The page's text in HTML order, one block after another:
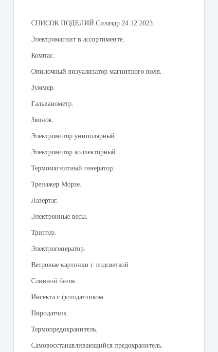
СПИСОК ПОДЕЛИЙ Силаэдр 24.12.2023.
Электромагнит в ассортименте.
Компас.
Опилочный визуализатор магнитного поля.
Зуммер.
Гальванометр.
Звонок.
Электромотор униполярный.
Электромотор коллекторный.
Термомагнитный генератор.
Тренажер Морзе.
Лазертаг.
Электронные весы.
Триггер.
Электрогенератор.
Ветровые картинки с подсветкой.
Сливной бачок.
Инсекта с фотодатчиком.
Пиродатчик.
Термопредохранитель.
Самовосстанавливающийся предохранитель.